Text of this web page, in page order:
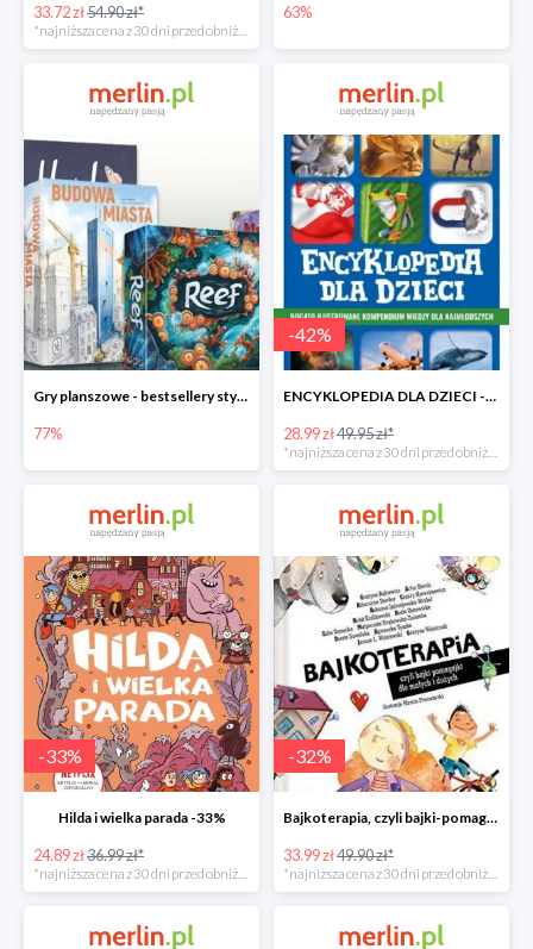
33.72 zł54.90 zł* 63%
Gry planszowe - bestsellery stycznia do -77%
77%
-42%
ENCYKLOPEDIA DLA DZIECI -42%
28.99 zł49.95 zł*
-33%
Hilda i wielka parada -33%
24.89 zł36.99 zł*
*najniższa cena z 30 dni przed obniżką
-32%
Bajkoterapia, czyli bajki-pomagajki dla małych i dużych -32%
33.99 zł49.90 zł*
*najniższa cena z 30 dni przed obniżką